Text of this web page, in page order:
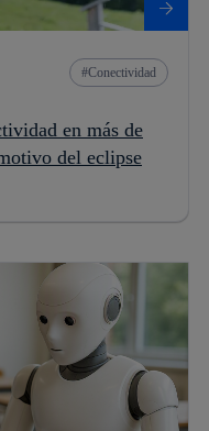
Conectividad
en más de
del eclipse